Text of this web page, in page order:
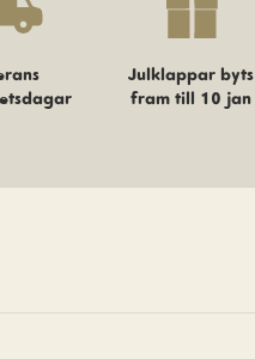
Julklappar byts
fram till 10 jan